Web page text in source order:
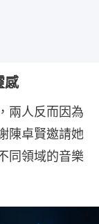
感
兩人反而因為
陳卓賢邀請她
同領域的音樂